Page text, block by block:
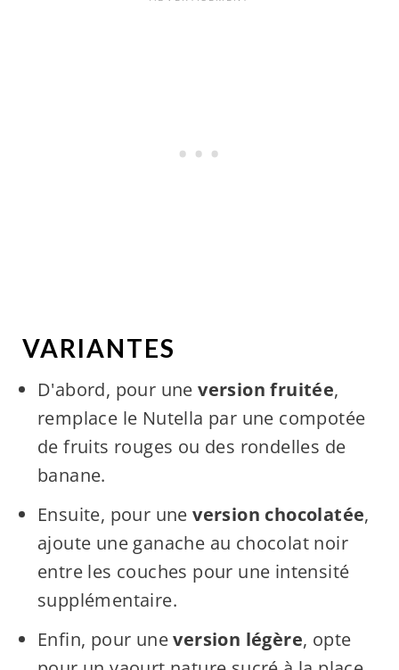
VARIANTES
D'abord, pour uneversion fruitée,
remplace le Nutella par une compotée
de fruits rouges ou des rondelles de
banane.
Ensuite, pour uneversion chocolatée,
ajoute une ganache au chocolat noir
entre les couches pour une intensité
supplémentaire.
Enfin, pour uneversion légère, opte